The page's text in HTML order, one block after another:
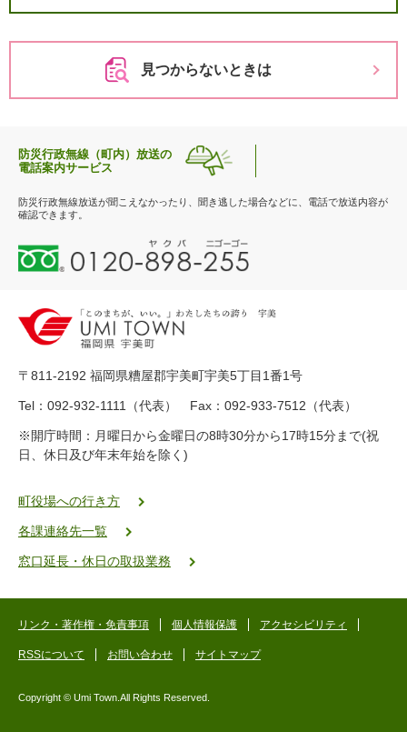
見つからないときは
防災行政無線（町内）放送の
電話案内サービス
防災行政無線放送が聞こえなかったり、聞き逃した場合などに、電話で放送内容が
確認できます。
0
1
-
8
-
5
5
ク
二
ゴ
〒811-2192 福岡県糟屋郡宇美町宇美5丁目1番1号
Tel：092-932-1111（代表） Fax：092-933-7512（代表）
※開庁時間：月曜日から金曜日の8時30分から17時15分まで(祝
日、休日及び年末年始を除く)
町役場への行き方
各課連絡先一覧
窓口延長・休日の取扱業務
リンク・著作権・免責事項 個人情報保護 アクセシビリティ
RSSについて お問い合わせ サイトマップ
Copyright © Umi Town.All Rights Reserved.